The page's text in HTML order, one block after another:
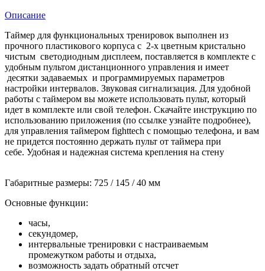
Описание
Таймер для функциональных тренировок выполнен из
прочного пластикового корпуса с 2-х цветным кристально
чистым светодиодным дисплеем, поставляется в комплекте с
удобным пультом дистанционного управления и имеет
десятки задаваемых и программируемых параметров
настройки интервалов. Звуковая сигнализация. Для удобной
работы с таймером вы можете использовать пульт, который
идет в комплекте или свой телефон. Скачайте инструкцию по
использованию приложения (по ссылке узнайте подробнее),
для управления таймером fighttech с помощью телефона, и вам
не придется постоянно держать пульт от таймера при
себе. Удобная и надежная система крепления на стену
Габаритные размеры: 725 / 145 / 40 мм
Основные функции:
часы,
секундомер,
интервальные тренировки с настраиваемым
промежутком работы и отдыха,
возможность задать обратный отсчет